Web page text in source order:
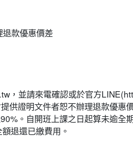
款優惠價差
，並請來電確認或於官方
供證明文件者恕不辦理退款優惠
。自開班上課之日起算未逾全
退還已繳費用。